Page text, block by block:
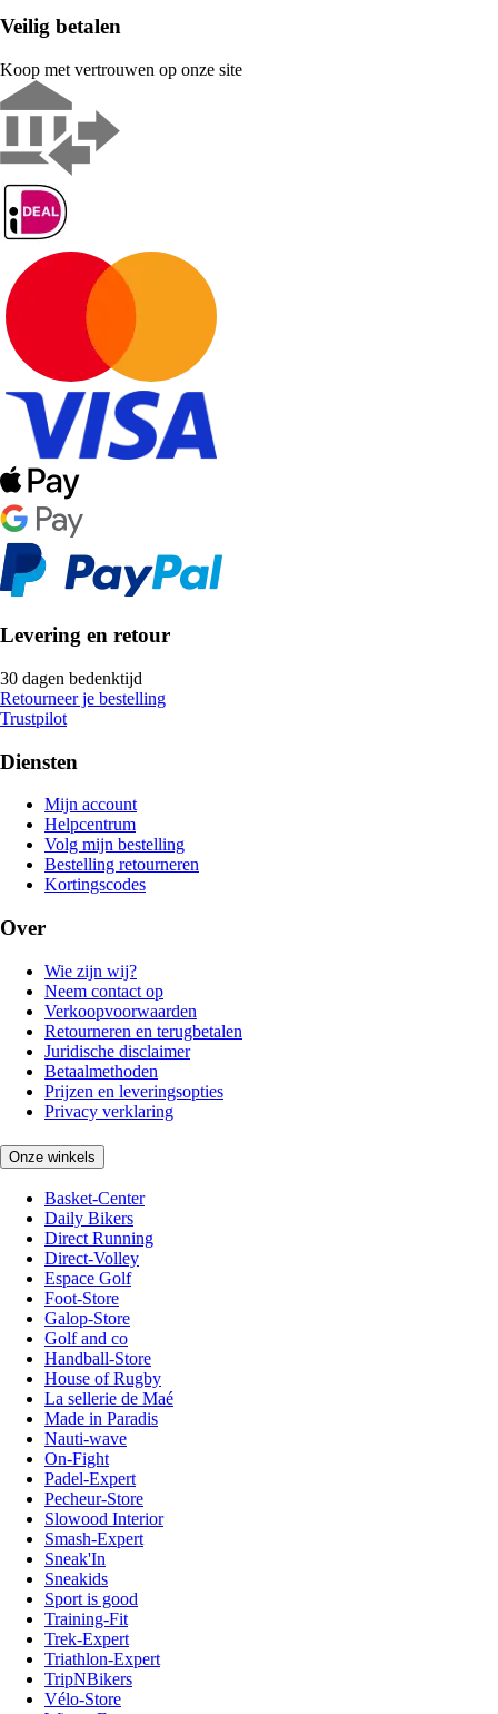
Veilig betalen
Koop met vertrouwen op onze site
Levering en retour
30 dagen bedenktijd
Retourneer je bestelling
Trustpilot
Diensten
Mijn account
Helpcentrum
Volg mijn bestelling
Bestelling retourneren
Kortingscodes
Over
Wie zijn wij?
Neem contact op
Verkoopvoorwaarden
Retourneren en terugbetalen
Juridische disclaimer
Betaalmethoden
Prijzen en leveringsopties
Privacy verklaring
Onze winkels
Basket-Center
Daily Bikers
Direct Running
Direct-Volley
Espace Golf
Foot-Store
Galop-Store
Golf and co
Handball-Store
House of Rugby
La sellerie de Maé
Made in Paradis
Nauti-wave
On-Fight
Padel-Expert
Pecheur-Store
Slowood Interior
Smash-Expert
Sneak'In
Sneakids
Sport is good
Training-Fit
Trek-Expert
Triathlon-Expert
TripNBikers
Vélo-Store